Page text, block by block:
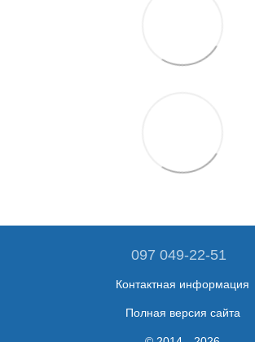
097 049-22-51
Контактная информация
Полная версия сайта